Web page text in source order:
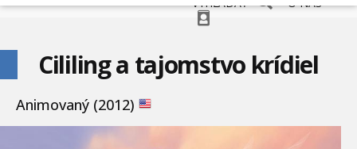
Cililing a tajomstvo krídiel
Animovaný (2012)